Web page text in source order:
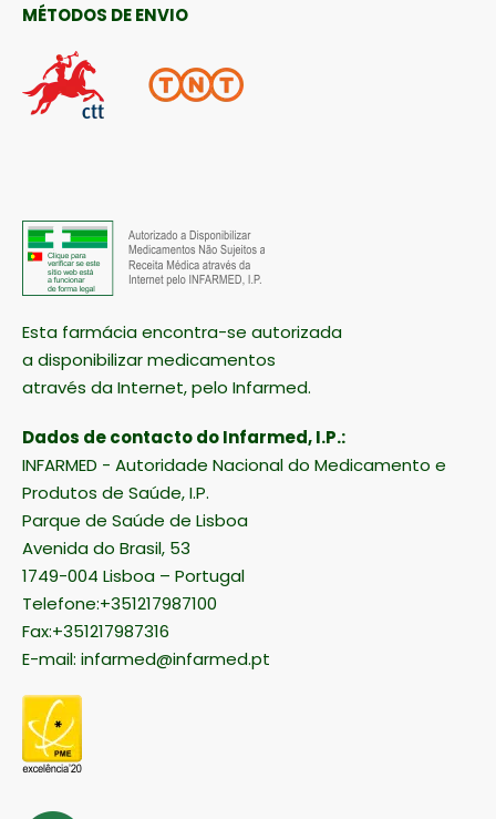
MÉTODOS DE ENVIO
Esta farmácia encontra-se autorizada
a disponibilizar medicamentos
através da Internet, pelo Infarmed.
Dados de contacto do Infarmed, I.P.:
INFARMED - Autoridade Nacional do Medicamento e
Produtos de Saúde, I.P.
Parque de Saúde de Lisboa
Avenida do Brasil, 53
1749-004 Lisboa – Portugal
Telefone:+351217987100
Fax:+351217987316
E-mail: infarmed@infarmed.pt